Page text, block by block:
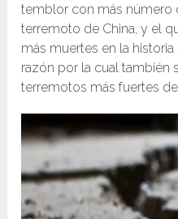
temblor con más número
terremoto de China, y el
más muertes en la
razón por la cual también
terremotos más fuertes